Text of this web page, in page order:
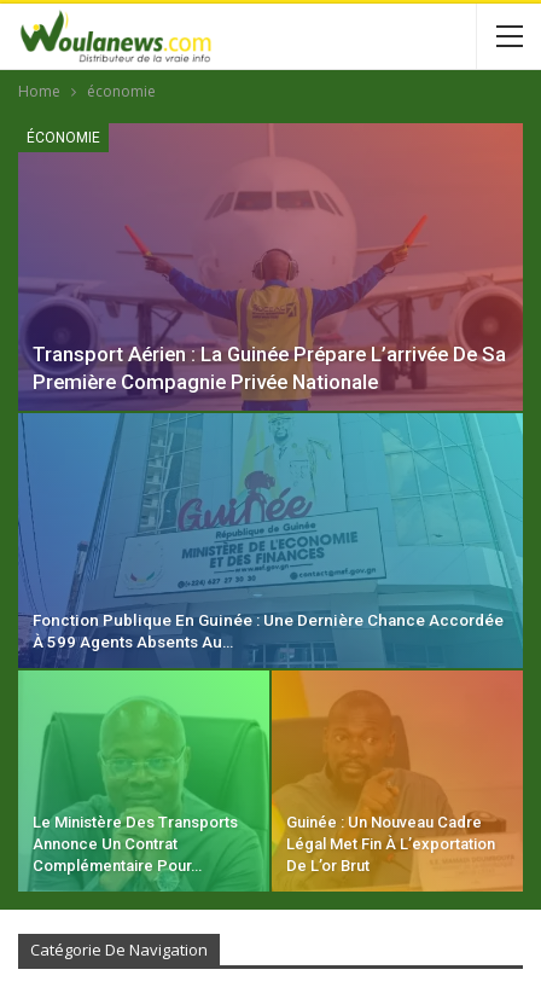
Home économie
ÉCONOMIE
Transport Aérien : La Guinée Prépare L’arrivée De Sa
Première Compagnie Privée Nationale
Fonction Publique En Guinée : Une Dernière Chance Accordée
À 599 Agents Absents Au…
Le Ministère Des Transports
Annonce Un Contrat
Complémentaire Pour…
Guinée : Un Nouveau Cadre
Légal Met Fin À L’exportation
De L’or Brut
Catégorie De Navigation